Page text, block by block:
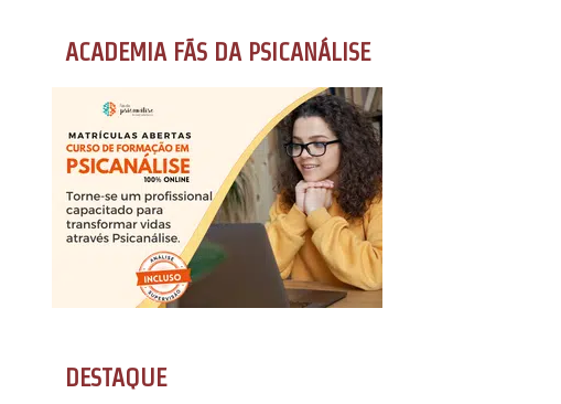
ACADEMIA FÃS DA PSICANÁLISE
DESTAQUE